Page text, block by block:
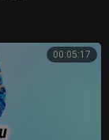
00:05:17